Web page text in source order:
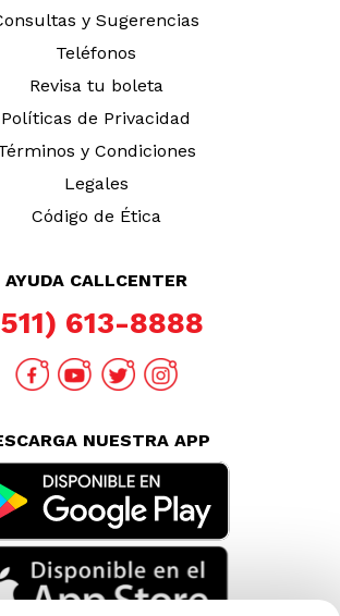
TE PUEDE INTERESAR
Nuestras Tiendas